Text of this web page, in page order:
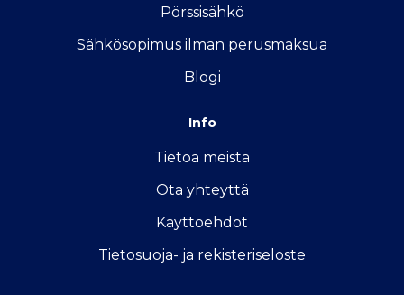
Pörssisähkö
Sähkösopimus ilman perusmaksua
Blogi
Info
Tietoa meistä
Ota yhteyttä
Käyttöehdot
Tietosuoja- ja rekisteriseloste